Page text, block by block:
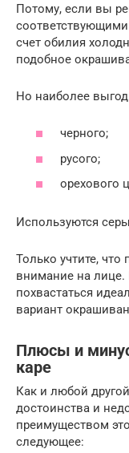
Потому, если вы
счет обилия
подобное
Но наиболее
черного;
русого;
орехового
Используются
Только учтите,
внимание на
похвастаться
вариант
Плюсы и
каре
Как и любой
достоинства и
преимуществом
следующее: